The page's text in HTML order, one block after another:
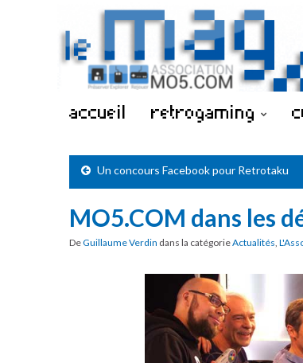
accueil retrogaming
Un concours Facebook pour Retrotaku
MO5.COM dans les
DeGuillaume Verdin dans la catégorieActualités,